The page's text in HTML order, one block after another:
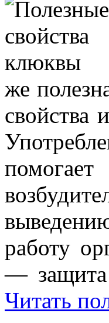
же
свойства
работу
— защита
Читать